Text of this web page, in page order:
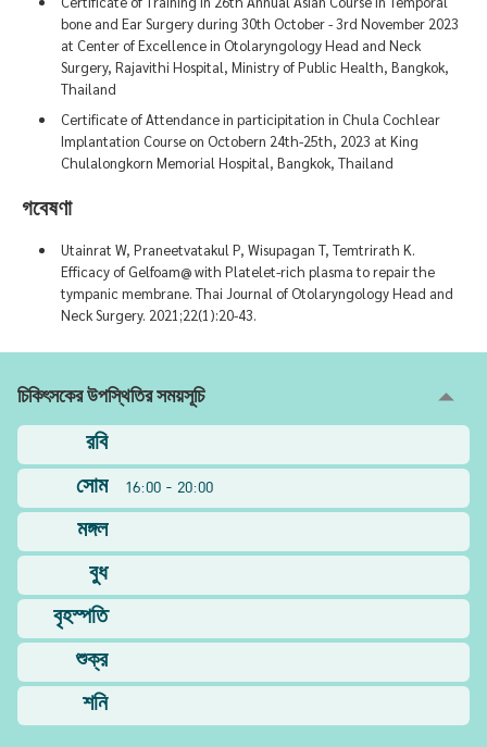
bone and Ear Surgery during 30th October - 3rd November 2023
at Center of Excellence in Otolaryngology Head and Neck
Surgery, Rajavithi Hospital, Ministry of Public Health, Bangkok,
Thailand
Certificate of Attendance in participitation in Chula Cochlear
Implantation Course on Octobern 24th-25th, 2023 at King
Chulalongkorn Memorial Hospital, Bangkok, Thailand
গবেষণা
Utainrat W, Praneetvatakul P, Wisupagan T, Temtrirath K.
Efficacy of Gelfoam@ with Platelet-rich plasma to repair the
tympanic membrane. Thai Journal of Otolaryngology Head and
Neck Surgery. 2021;22(1):20-43.
চিকিৎসকের উপস্থিতির সময়সূচি
রবি
সোম
16:00 - 20:00
মঙ্গল
বুধ
বৃহস্পতি
শুক্র
শনি